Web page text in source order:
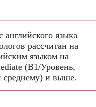
языка
рассчитан на
языком на
(В1/Уровень,
и выше.